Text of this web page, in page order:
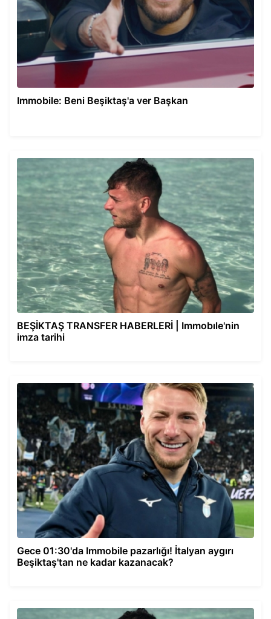
Immobile: Beni Beşiktaş'a ver Başkan
BEŞİKTAŞ TRANSFER HABERLERİ | Immobıle'nin
imza tarihi
Gece 01:30'da Immobile pazarlığı! İtalyan aygırı
Beşiktaş'tan ne kadar kazanacak?